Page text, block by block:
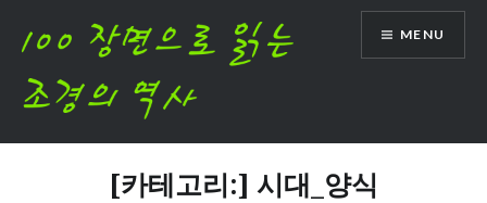
MENU
[카테고리:] 시대_양식